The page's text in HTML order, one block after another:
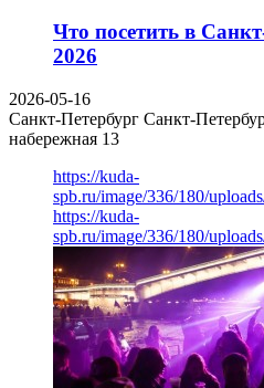
Что посетить в
2026
2026-05-16
Санкт-Петербург Санкт-
набережная 13
https://kuda-
spb.ru/image/336/180/
https://kuda-
spb.ru/image/336/180/